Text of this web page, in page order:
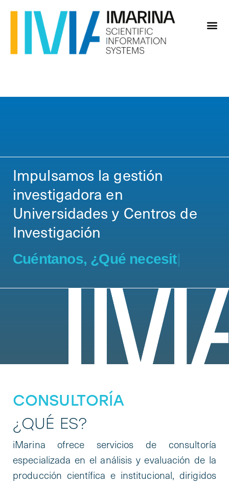
Impulsamos la gestión
investigadora en
Universidades y Centros de
Investigación
Cuéntanos, ¿Qué necesitas?
CONSULTORÍA
¿QUÉ ES?
iMarina ofrece servicios de consultoría
especializada en el análisis y evaluación de la
producción científica e institucional, dirigidos